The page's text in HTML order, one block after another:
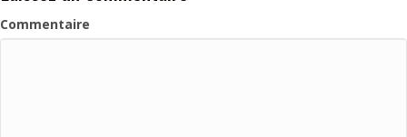
Commentaire